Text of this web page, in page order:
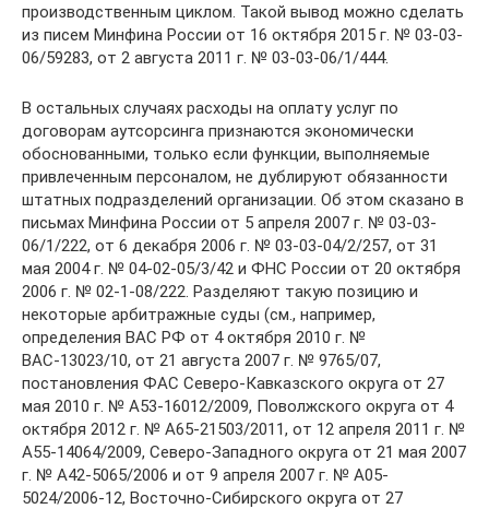
производственным циклом. Такой вывод можно сделать
из писем Минфина России от 16 октября 2015 г. № 03-03-
06/59283, от 2 августа 2011 г. № 03-03-06/1/444.
В остальных случаях расходы на оплату услуг по
договорам аутсорсинга признаются экономически
обоснованными, только если функции, выполняемые
привлеченным персоналом, не дублируют обязанности
штатных подразделений организации. Об этом сказано в
письмах Минфина России от 5 апреля 2007 г. № 03-03-
06/1/222, от 6 декабря 2006 г. № 03-03-04/2/257, от 31
мая 2004 г. № 04-02-05/3/42 и ФНС России от 20 октября
2006 г. № 02-1-08/222. Разделяют такую позицию и
некоторые арбитражные суды (см., например,
определения ВАС РФ от 4 октября 2010 г. №
ВАС-13023/10, от 21 августа 2007 г. № 9765/07,
постановления ФАС Северо-Кавказского округа от 27
мая 2010 г. № А53-16012/2009, Поволжского округа от 4
октября 2012 г. № А65-21503/2011, от 12 апреля 2011 г. №
А55-14064/2009, Северо-Западного округа от 21 мая 2007
г. № А42-5065/2006 и от 9 апреля 2007 г. № А05-
5024/2006-12, Восточно-Сибирского округа от 27